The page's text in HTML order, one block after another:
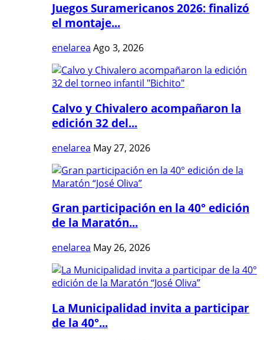
Juegos Suramericanos 2026: finalizó
el montaje...
enelarea Ago 3, 2026
Calvo y Chivalero acompañaron la
edición 32 del...
enelarea May 27, 2026
Gran participación en la 40° edición
de la Maratón...
enelarea May 26, 2026
La Municipalidad invita a participar
de la 40°...